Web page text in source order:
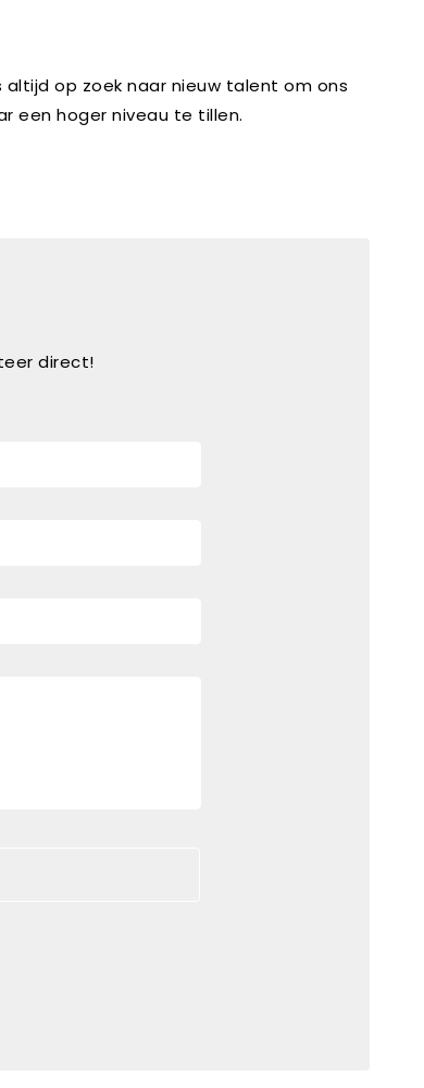
op zoek naar nieuw talent om ons
een hoger niveau te tillen.
direct!